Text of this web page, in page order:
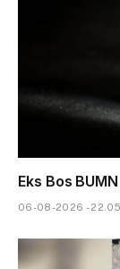
Eks Bos
06-08-2026 - 22.05